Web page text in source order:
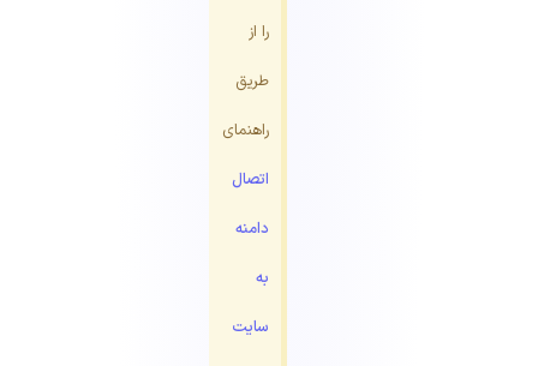
را از
طریق
راهنمای
اتصال
دامنه
به
سایت